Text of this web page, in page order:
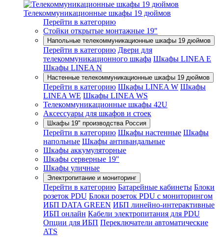
Телекоммуникационные шкафы 19 дюймов
Перейти в категорию
Стойки открытые монтажные 19"
Напольные телекоммуникационные шкафы 19 дюймов
Перейти в категорию Двери для
телекоммуникационного шкафа Шкафы LINEA E
Шкафы LINEA N
Настенные телекоммуникационные шкафы 19 дюймов
Перейти в категорию Шкафы LINEA W Шкафы
LINEA WE Шкафы LINEA WS
Телекоммуникационные шкафы 42U
Аксессуары для шкафов и стоек
Шкафы 19" производства Россия
Перейти в категорию Шкафы настенные Шкафы
напольные Шкафы антивандальные
Шкафы аккумуляторные
Шкафы серверные 19"
Шкафы уличные
Электропитание и мониторинг
Перейти в категорию Батарейные кабинеты Блоки
розеток PDU Блоки розеток PDU с мониторингом
ИБП DATA GREEN ИБП линейно-интерактивные
ИБП онлайн Кабели электропитания для PDU
Опции для ИБП Переключатели автоматические
ATS